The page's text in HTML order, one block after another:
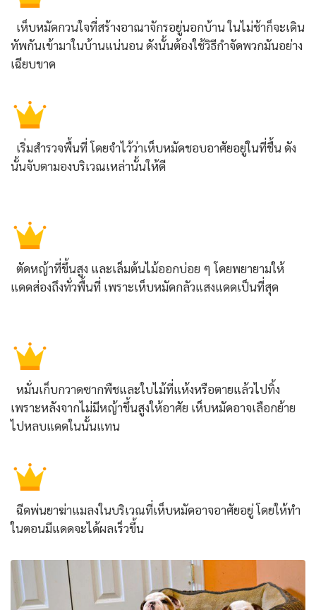
เห็บหมัดกวนใจที่สร้างอาณาจักรอยู่นอกบ้าน ในไม่ช้าก็จะเดิน
ทัพกันเข้ามาในบ้านแน่นอน ดังนั้นต้องใช้วิธีกำจัดพวกมันอย่าง
เฉียบขาด
เริ่มสำรวจพื้นที่ โดยจำไว้ว่าเห็บหมัดชอบอาศัยอยู่ในที่ชื้น ดัง
นั้นจับตามองบริเวณเหล่านั้นให้ดี
ตัดหญ้าที่ขึ้นสูง และเล็มต้นไม้ออกบ่อย ๆ โดยพยายามให้
แดดส่องถึงทั่วพื้นที่ เพราะเห็บหมัดกลัวแสงแดดเป็นที่สุด
หมั่นเก็บกวาดซากพืชและใบไม้ที่แห้งหรือตายแล้วไปทิ้ง
เพราะหลังจากไม่มีหญ้าขึ้นสูงให้อาศัย เห็บหมัดอาจเลือกย้าย
ไปหลบแดดในนั้นแทน
ฉีดพ่นยาฆ่าแมลงในบริเวณที่เห็บหมัดอาจอาศัยอยู่ โดยให้ทำ
ในตอนมีแดดจะได้ผลเร็วขึ้น